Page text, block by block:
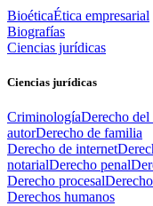
BioéticaÉtica empresarial
Biografías
Ciencias jurídicas
Ciencias jurídicas
CriminologíaDerecho del
autorDerecho de familia
Derecho de internet
notarialDerecho penal
Derecho procesal
Derechos humanos